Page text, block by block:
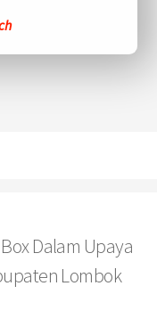
Dalam Upaya
Lombok